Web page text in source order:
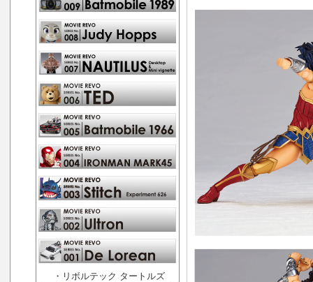
・リボルテック タートルズ